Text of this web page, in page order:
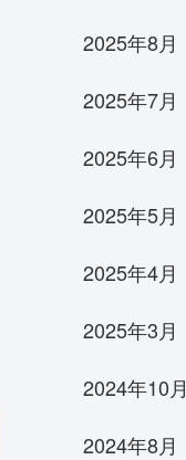
2025年8月
2025年7月
2025年6月
2025年5月
2025年4月
2025年3月
2024年10月
2024年8月